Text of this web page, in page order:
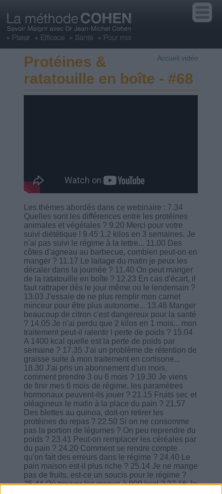
Accueil vidéo
Protéines &
ratatouille en boîte - #68
Les thèmes abordés dans ce webinaire : 7.34
Quelles sont les différences entre les protéines
animales et végétales ? 9.20 Merci pour votre
suivi diététique ! 9.45 1.2 kilos en 3 semaines. Je
n'ai pas suivi le régime à la lettre... 11.00 Des
côtes d'agneau au barbecue, combien peut-on en
manger ? 11.17 Le laitage du matin je peux les
décaler dans la journée ? 11.40 On peut manger
de la ratatouille en boîte ? 12.23 En cas d'écart, il
faut rattraper dès le jour même ou le lendemain ?
13.03 J'essaie de ne plus remplir mon carnet
minceur pour être plus autonome... 13.48 Manger
beaucoup de citron c'est dangereux pour la santé
? 14.05 Je n'ai perdu que 2 kilos en 1 mois... mon
traitement peut-il ralentir l perte de poids ? 15.04
A 1400 kcal quelle est la perte de poids par
semaine ? 17.35 J'ai un problème de rétention de
graisse suite à mon traitement en cortisone...
18.30 J'ai pris un abonnement d'un mois,
comment prendre 3 ou 6 mois ? 19.30 Je viens
de finir mes 6 mois de régime, les paramètres
hormonaux peuvent-ils jouer ? 21.15 Fruits sec et
oléagineux le matin à la place du pain ? 21.57
Des blettes au quinoa, doit-on retirer les
protéines du repas ? 22.50 Si on ne consomme
pas la portion de légumes ? On peu reprendre du
poids ? 23.41 Peut-on remplacer les céréales par
du pain ? 24.20 Comment se rendre compte
qu'on fait des erreurs dans le régime ? 24.40 Le
pain maison est-il plus riche ? 25.14 Je ne mange
pas de fruits, est-ce un soucis pour le régime ?
25.44 Où trouver les menus à 900 kcal ? 27.16 Je